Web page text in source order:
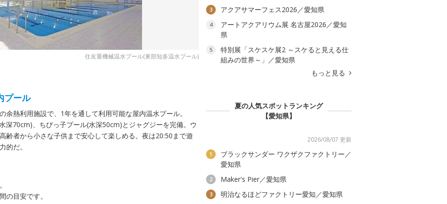
住友重機械温水プール(東部知多温水プール)
プール
余熱利用施設で、1年を通して利用可能な屋内温水プール。
深70cm)、ちびっ子プール(水深50cm)とジャグジーを完備。ウ
齢者から小さな子供まで安心して楽しめる。夜は20:50まで遊
的だ。
の目安です。
3 アクアサマーフェス2026／愛知県
4
アートアクアリウム展 名古屋2026／愛知
県
5
特別展「スケスケ展2 ～スケると見える仕
組みの世界～」／愛知県
もっと見る
夏の人気スポットランキング
【愛知県】
2026/08/07 更新
1
ブラックサンダー ワクザクファクトリー／
愛知県
2 Maker's Pier／愛知県
3 明治なるほどファクトリー愛知／愛知県